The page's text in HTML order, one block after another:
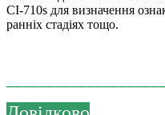
CI-710s для визначення
ранніх стадіях тощо.